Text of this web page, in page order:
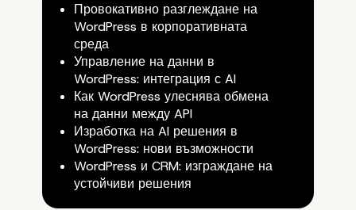
Проучване на доставчици на
Мащабируемост и гъвкавост
Провокативно разглеждане на
WordPress в корпоративната
среда
Управление на данни в
WordPress: интеграция с AI
Как WordPress улеснява обмена
на данни между API
Изработка на AI решения в
WordPress: нови възможности
WordPress и CRM: изграждане на
устойчиви решения